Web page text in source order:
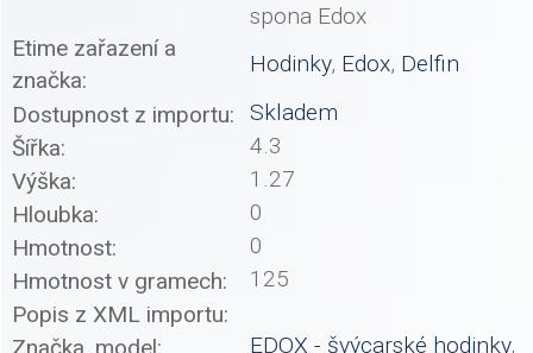
spona Edox
Etime zařazení a
značka:
Hodinky, Edox, Delfin
Dostupnost z importu:
Skladem
Šířka:
4.3
Výška:
1.27
Hloubka:
0
Hmotnost:
0
Hmotnost v gramech:
125
Popis z XML importu:
Značka, model:
EDOX - švýcarské hodinky,